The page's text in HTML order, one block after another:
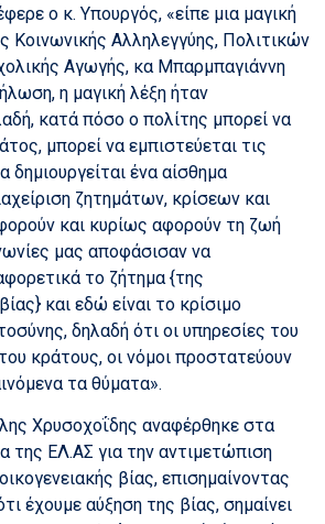
ο κ. Υπουργός, «είπε μια μαγική
Κοινωνικής Αλληλεγγύης, Πολιτικών
Αγωγής, κα Μπαρμπαγιάννη
η μαγική λέξη ήταν
κατά πόσο ο πολίτης μπορεί να
μπορεί να εμπιστεύεται τις
δημιουργείται ένα αίσθημα
ζητημάτων, κρίσεων και
και κυρίως αφορούν τη ζωή
μας αποφάσισαν να
το ζήτημα {της
και εδώ είναι το κρίσιμο
δηλαδή ότι οι υπηρεσίες του
κράτους, οι νόμοι προστατεύουν
τα θύματα».
Χρυσοχοΐδης αναφέρθηκε στα
της ΕΛ.ΑΣ για την αντιμετώπιση
βίας, επισημαίνοντας
έχουμε αύξηση της βίας, σημαίνει